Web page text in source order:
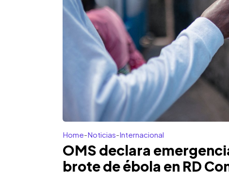
Home-Noticias-Internacional
OMS declara
brote de ébola en RD